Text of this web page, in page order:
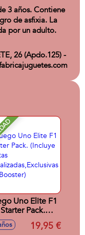
3 años. Contiene
de asfixia. La
por un adulto.
26 (Apdo.125) -
Uno Elite F1
Starter Pack.
Cartas
19,95 €